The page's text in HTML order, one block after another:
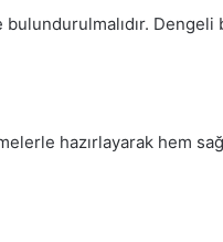
hazırlayarak hem